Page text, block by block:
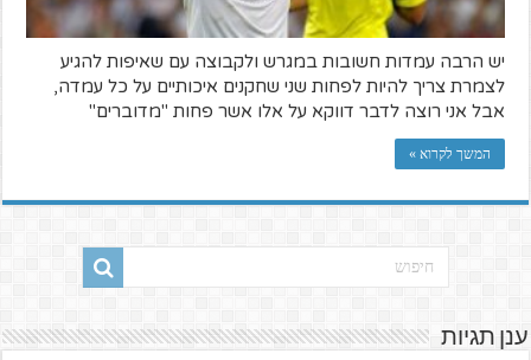
יש הרבה עמדות חשובות במגרש ולקבוצה עם שאיפות להגיע
לצמרת צריך להיות לפחות שני שחקנים איכותיים על כל עמדה,
אבל אני רוצה לדבר דווקא על אלו אשר פחות "מדוברים"
המשך לקרוא »
ענן תגיות